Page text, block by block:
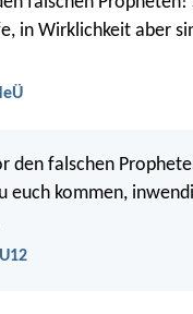
in Wirklichkeit aber
den falschen
euch kommen,